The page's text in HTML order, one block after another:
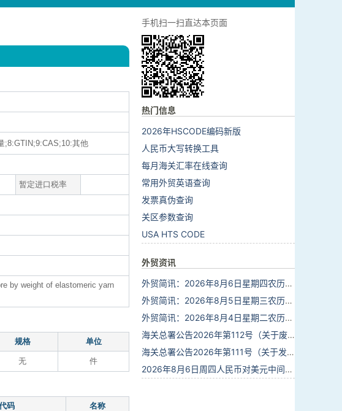
;8:GTIN;9:CAS;10:其他
暂定进口税率
by weight of elastomeric yarn
规格 单位
无 件
码 名称
手机扫一扫直达本页面
热门信息
2026年HSCODE编码新版
人民币大写转换工具
每月海关汇率在线查询
常用外贸英语查询
发票真伪查询
关区参数查询
USA HTS CODE
外贸资讯
外贸简讯：2026年8月6日星期四农历六月廿四
外贸简讯：2026年8月5日星期三农历六月廿三
外贸简讯：2026年8月4日星期二农历六月廿二
海关总署公告2026年第112号（关于废止部分卫生检疫类规范性文件的公告）
海关总署公告2026年第111号（关于发布《进出境动植物检疫处理监督管理工作规定》《进出境卫生处理监督管理工作规定》的公告）
2026年8月6日周四人民币对美元中间价报6.7895调贬6个基点